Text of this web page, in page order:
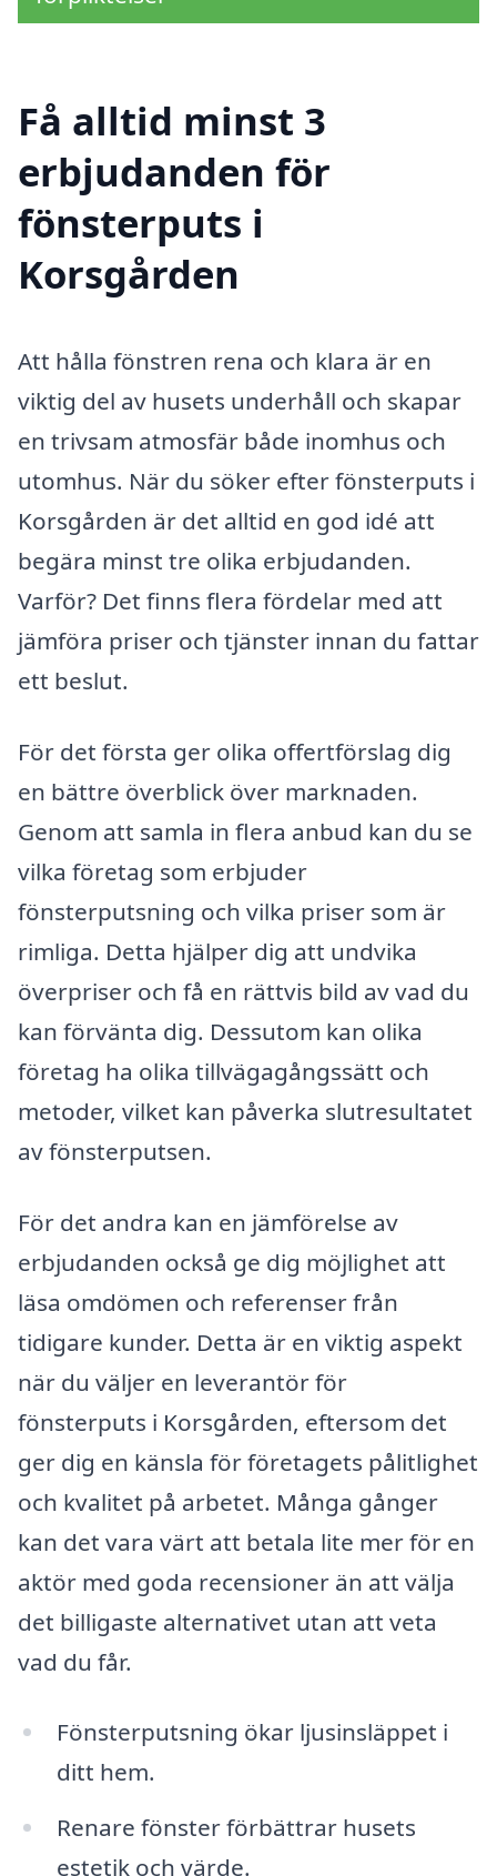
Få alltid minst 3
erbjudanden för
fönsterputs i
Korsgården
Att hålla fönstren rena och klara är en
viktig del av husets underhåll och skapar
en trivsam atmosfär både inomhus och
utomhus. När du söker efter fönsterputs i
Korsgården är det alltid en god idé att
begära minst tre olika erbjudanden.
Varför? Det finns flera fördelar med att
jämföra priser och tjänster innan du fattar
ett beslut.
För det första ger olika offertförslag dig
en bättre överblick över marknaden.
Genom att samla in flera anbud kan du se
vilka företag som erbjuder
fönsterputsning och vilka priser som är
rimliga. Detta hjälper dig att undvika
överpriser och få en rättvis bild av vad du
kan förvänta dig. Dessutom kan olika
företag ha olika tillvägagångssätt och
metoder, vilket kan påverka slutresultatet
av fönsterputsen.
För det andra kan en jämförelse av
erbjudanden också ge dig möjlighet att
läsa omdömen och referenser från
tidigare kunder. Detta är en viktig aspekt
när du väljer en leverantör för
fönsterputs i Korsgården, eftersom det
ger dig en känsla för företagets pålitlighet
och kvalitet på arbetet. Många gånger
kan det vara värt att betala lite mer för en
aktör med goda recensioner än att välja
det billigaste alternativet utan att veta
vad du får.
Fönsterputsning ökar ljusinsläppet i
ditt hem.
Renare fönster förbättrar husets
estetik och värde.